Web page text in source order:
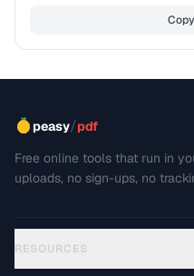
peasy/pdf
Free online tools that run in
uploads, no sign-ups, no
RESOURCES